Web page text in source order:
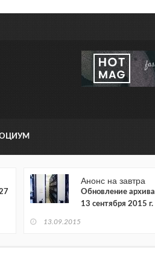
Анонс на завтра
Обновление архива
13 сентября 2015 г.
13.09.2015